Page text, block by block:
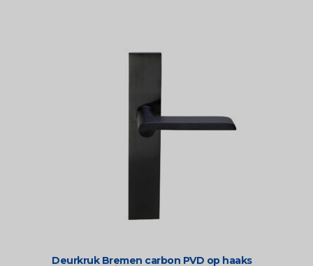
Deurkruk Bremen carbon PVD op haaks